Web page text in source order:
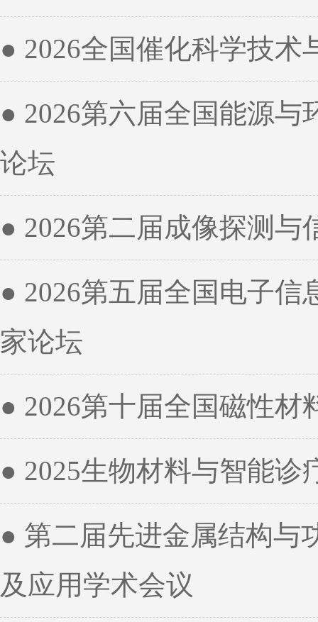
● 2026全国催化科学技术
● 2026第六届全国能源与
论坛
● 2026第二届成像探测与
● 2026第五届全国电子信
家论坛
● 2026第十届全国磁性材
● 2025生物材料与智能诊
● 第二届先进金属结构与
及应用学术会议